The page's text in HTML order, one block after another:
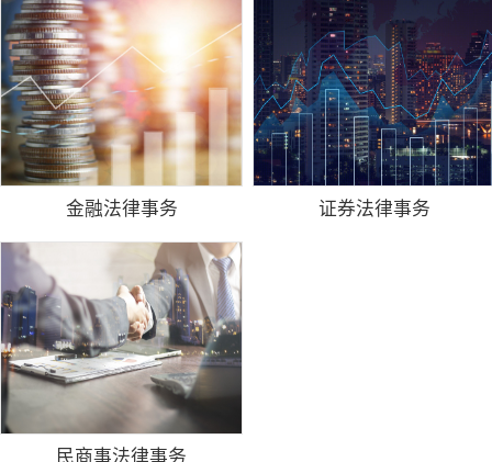
金融法律事务 证券法律事务
民商事法律事务